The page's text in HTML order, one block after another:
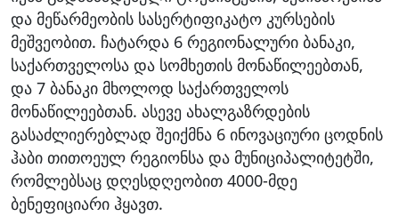
და მეწარმეობის სასერტიფიკატო კურსების
მეშვეობით. ჩატარდა 6 რეგიონალური ბანაკი,
საქართველოსა და სომხეთის მონაწილეებთან,
და 7 ბანაკი მხოლოდ საქართველოს
მონაწილეებთან. ასევე ახალგაზრდების
გასაძლიერებლად შეიქმნა 6 ინოვაციური ცოდნის
ჰაბი თითოეულ რეგიონსა და მუნიციპალიტეტში,
რომლებსაც დღესდღეობით 4000-მდე
ბენეფიციარი ჰყავთ.